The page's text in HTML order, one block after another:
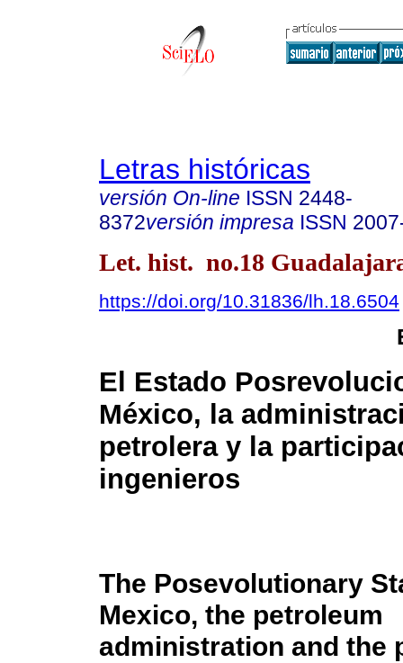
Letras históricas
versión On-line ISSN 2448-
8372versión impresa ISSN
Let. hist. no.18
https://doi.org/10.31836/lh.18.6504
El Estado
México, la
petrolera y la
ingenieros
The Posevolutionary
Mexico, the petroleum
administration and the